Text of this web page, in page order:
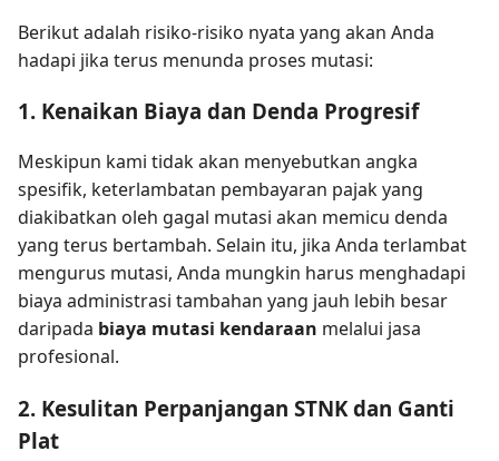
Berikut adalah risiko-risiko nyata yang akan Anda
hadapi jika terus menunda proses mutasi:
1. Kenaikan Biaya dan Denda Progresif
Meskipun kami tidak akan menyebutkan angka
spesifik, keterlambatan pembayaran pajak yang
diakibatkan oleh gagal mutasi akan memicu denda
yang terus bertambah. Selain itu, jika Anda terlambat
mengurus mutasi, Anda mungkin harus menghadapi
biaya administrasi tambahan yang jauh lebih besar
daripada biaya mutasi kendaraan melalui jasa
profesional.
2. Kesulitan Perpanjangan STNK dan Ganti
Plat